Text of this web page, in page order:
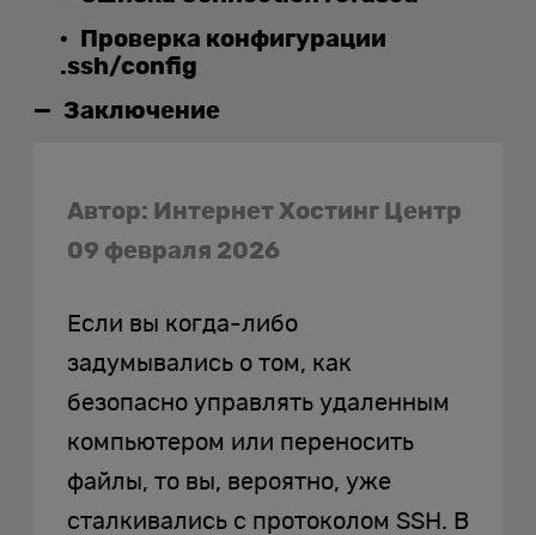
Автор: Интернет Хостинг Центр
09 февраля 2026
Если вы когда-либо
задумывались о том, как
безопасно управлять удаленным
компьютером или переносить
файлы, то вы, вероятно, уже
сталкивались с протоколом SSH. В
Проверка конфигурации
.ssh/config
Заключение